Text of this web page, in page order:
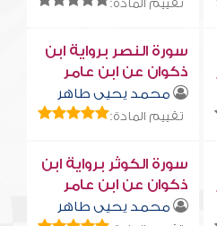
تقييم المادة:
سورة النصر برواية ابن
ذكوان عن ابن عامر
محمد يحيى طاهر
تقييم المادة:
سورة الكوثر برواية ابن
ذكوان عن ابن عامر
محمد يحيى طاهر